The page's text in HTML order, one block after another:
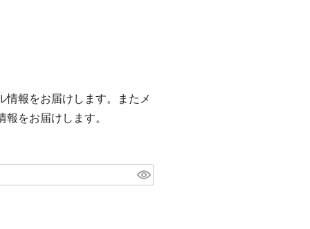
情報をお届けします。またメ
をお届けします。